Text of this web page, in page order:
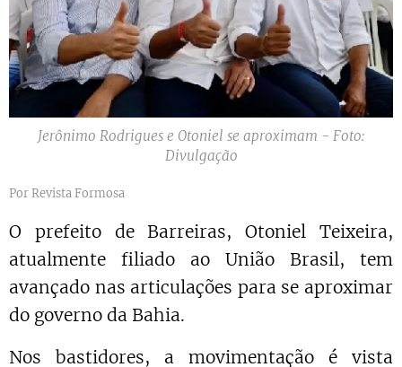
Jerônimo Rodrigues e Otoniel se aproximam - Foto:
Divulgação
Por Revista Formosa
O prefeito de Barreiras, Otoniel Teixeira,
atualmente filiado ao União Brasil, tem
avançado nas articulações para se aproximar
do governo da Bahia.
Nos bastidores, a movimentação é vista